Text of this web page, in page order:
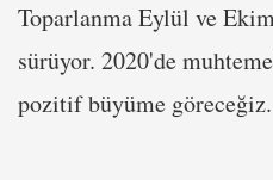
Toparlanma Eylül ve
sürüyor. 2020'de
pozitif büyüme göreceğiz.